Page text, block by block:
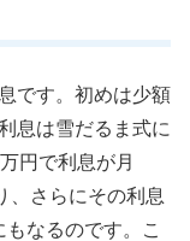
です。初めは少額
息は雪だるま式に
円で利息が月
、さらにその利息
なるのです。こ